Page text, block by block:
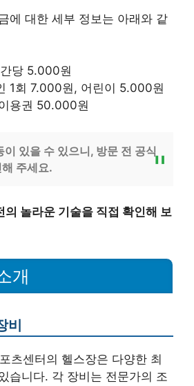
에 대한 세부 정보는 아래와 같
당 5.000원
1회 7.000원, 어린이 5.000원
용권 50.000원
이 있을 수 있으니, 방문 전 공식
주세요.
의 놀라운 기술을 직접 확인해 보
개
비
츠센터의 헬스장은 다양한 최
습니다. 각 장비는 전문가의 조